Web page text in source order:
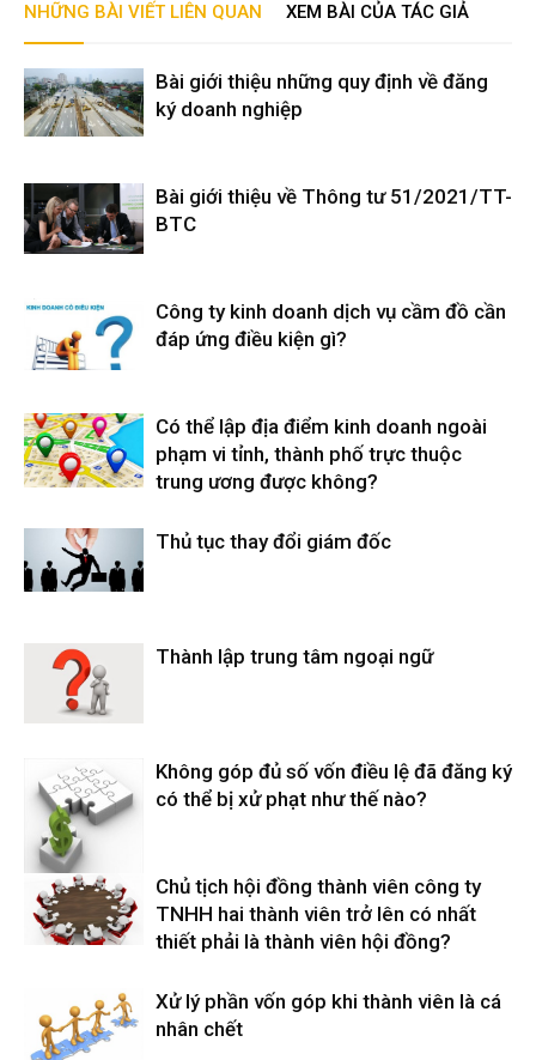
NHỮNG BÀI VIẾT LIÊN QUAN XEM BÀI CỦA TÁC GIẢ
Bài giới thiệu những quy định về đăng
ký doanh nghiệp
Bài giới thiệu về Thông tư 51/2021/TT-
BTC
Công ty kinh doanh dịch vụ cầm đồ cần
đáp ứng điều kiện gì?
Có thể lập địa điểm kinh doanh ngoài
phạm vi tỉnh, thành phố trực thuộc
trung ương được không?
Thủ tục thay đổi giám đốc
Thành lập trung tâm ngoại ngữ
Không góp đủ số vốn điều lệ đã đăng ký
có thể bị xử phạt như thế nào?
Chủ tịch hội đồng thành viên công ty
TNHH hai thành viên trở lên có nhất
thiết phải là thành viên hội đồng?
Xử lý phần vốn góp khi thành viên là cá
nhân chết